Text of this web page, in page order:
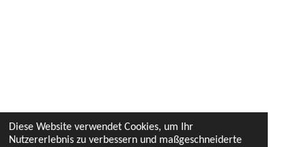
Diese Website verwendet Cookies, um Ihr
Nutzererlebnis zu verbessern und maßgeschneiderte